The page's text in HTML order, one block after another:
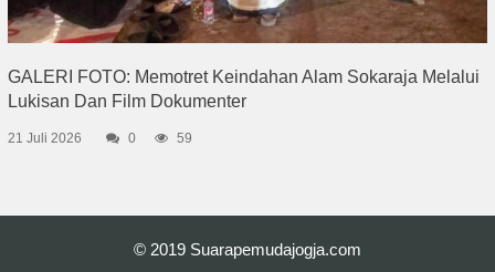
GALERI FOTO: Memotret Keindahan Alam Sokaraja Melalui
Lukisan Dan Film Dokumenter
21 Juli 2026 0 59
© 2019 Suarapemudajogja.com